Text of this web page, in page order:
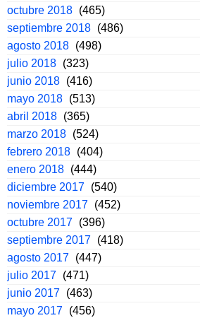
octubre 2018 (465)
septiembre 2018 (486)
agosto 2018 (498)
julio 2018 (323)
junio 2018 (416)
mayo 2018 (513)
abril 2018 (365)
marzo 2018 (524)
febrero 2018 (404)
enero 2018 (444)
diciembre 2017 (540)
noviembre 2017 (452)
octubre 2017 (396)
septiembre 2017 (418)
agosto 2017 (447)
julio 2017 (471)
junio 2017 (463)
mayo 2017 (456)